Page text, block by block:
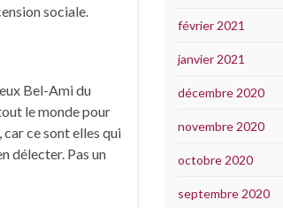
sociale.
Bel-Ami du
le monde pour
ce sont elles qui
délecter. Pas un
février 2021
janvier 2021
décembre 2020
novembre 2020
octobre 2020
septembre 2020